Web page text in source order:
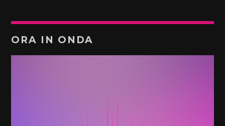
ORA IN ONDA